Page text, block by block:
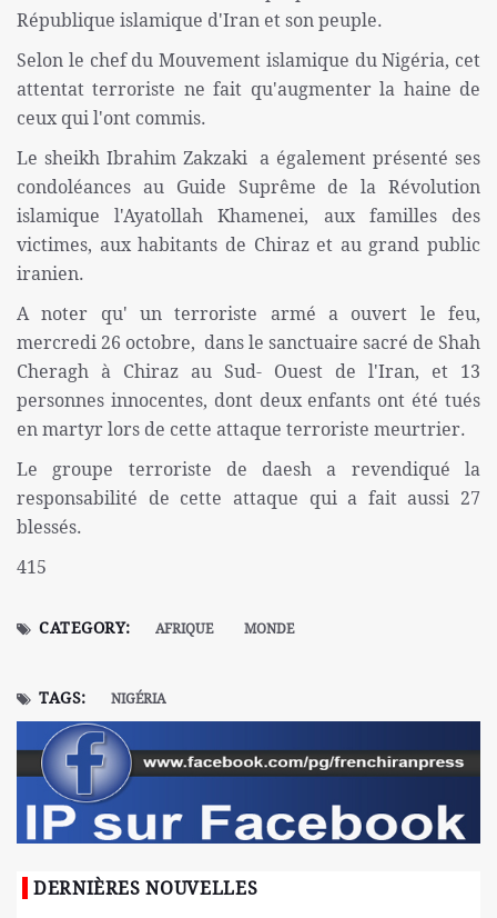
République islamique d'Iran et son peuple.
Selon le chef du Mouvement islamique du Nigéria, cet
attentat terroriste ne fait qu'augmenter la haine de
ceux qui l'ont commis.
Le sheikh Ibrahim Zakzaki a également présenté ses
condoléances au Guide Suprême de la Révolution
islamique l'Ayatollah Khamenei, aux familles des
victimes, aux habitants de Chiraz et au grand public
iranien.
A noter qu' un terroriste armé a ouvert le feu,
mercredi 26 octobre, dans le sanctuaire sacré de Shah
Cheragh à Chiraz au Sud- Ouest de l'Iran, et 13
personnes innocentes, dont deux enfants ont été tués
en martyr lors de cette attaque terroriste meurtrier.
Le groupe terroriste de daesh a revendiqué la
responsabilité de cette attaque qui a fait aussi 27
blessés.
415
CATEGORY: AFRIQUE MONDE
TAGS: NIGÉRIA
DERNIÈRES NOUVELLES